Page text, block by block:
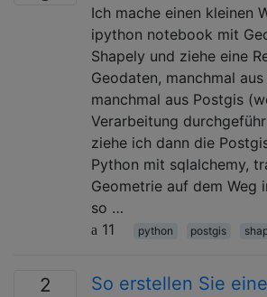
Ich mache einen kleinen
ipython notebook mit
Shapely und ziehe eine
Geodaten, manchmal
manchmal aus Postgis
Verarbeitung
ziehe ich dann die
Python mit sqlalchemy,
Geometrie auf dem Weg
so …
11
python postgis
2
So erstellen Sie